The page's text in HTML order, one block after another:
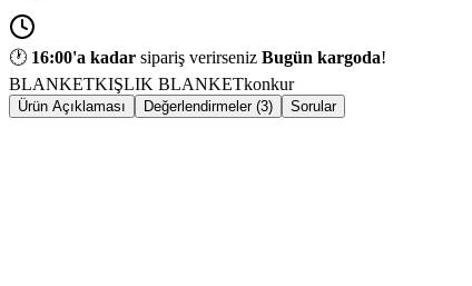
🕐 16:00'a kadar sipariş verirseniz Bugün kargoda!
BLANKETKIŞLIK BLANKETkonkur
Ürün Açıklaması Değerlendirmeler (3) Sorular